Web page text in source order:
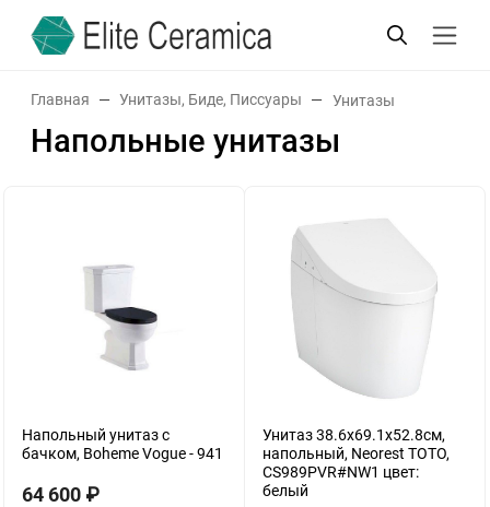
Главная Унитазы, Биде, Писсуары Унитазы
Напольные унитазы
Напольный унитаз с
бачком, Boheme Vogue - 941
64 600 ₽
Унитаз 38.6х69.1х52.8см,
напольный, Neorest TOTO,
CS989PVR#NW1 цвет:
белый